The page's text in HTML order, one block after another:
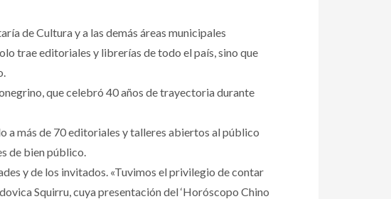
de Cultura y a las demás áreas municipales
trae editoriales y librerías de todo el país, sino que
que celebró 40 años de trayectoria durante
a más de 70 editoriales y talleres abiertos al público
de bien público.
y de los invitados. «Tuvimos el privilegio de contar
Squirru, cuya presentación del ‘Horóscopo Chino